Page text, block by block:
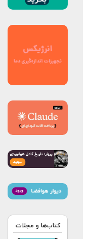
کتاب‌ها و مجلات